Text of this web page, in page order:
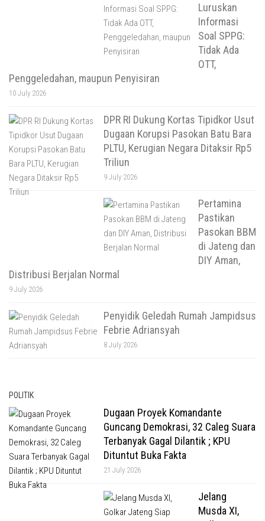
Luruskan
Informasi
Soal SPPG:
Tidak Ada
OTT,
Penggeledahan, maupun Penyisiran
10 July 2026
DPR RI Dukung Kortas Tipidkor Usut
Dugaan Korupsi Pasokan Batu Bara
PLTU, Kerugian Negara Ditaksir Rp5
Triliun
9 July 2026
Pertamina
Pastikan
Pasokan BBM
di Jateng dan
DIY Aman,
Distribusi Berjalan Normal
9 July 2026
Penyidik Geledah Rumah Jampidsus
Febrie Adriansyah
8 July 2026
POLITIK
Dugaan Proyek Komandante
Guncang Demokrasi, 32 Caleg Suara
Terbanyak Gagal Dilantik ; KPU
Dituntut Buka Fakta
21 July 2026
Jelang
Musda XI,